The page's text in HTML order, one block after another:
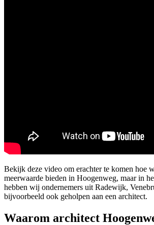
Bekijk deze video om erachter te komen hoe
meerwaarde bieden in Hoogenweg, maar in
hebben wij ondernemers uit Radewijk,
bijvoorbeeld ook geholpen aan een architect.
Waarom architect